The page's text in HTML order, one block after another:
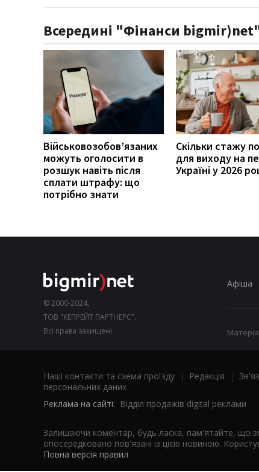
Всередині "Фінанси
Військовозобов’язаних
можуть оголосити в
розшук навіть після
сплати штрафу: що
потрібно знати
Скільки стажу
для виходу на
Україні у 2026
© 2000-2024,
ТОВ "КЕПРЕЙТ ПАРТНЕРС".
Всі права захищені.
Афіша
Наші контакти та схема проїзду | Редакція |
персональних даних
Реклама на сайті: Відділ продажів digital реклами
Залишаючи коментар, будь ласка, пам'ятайте, що
опосередковано пов'язані із цією новиною.
Повна версія правил